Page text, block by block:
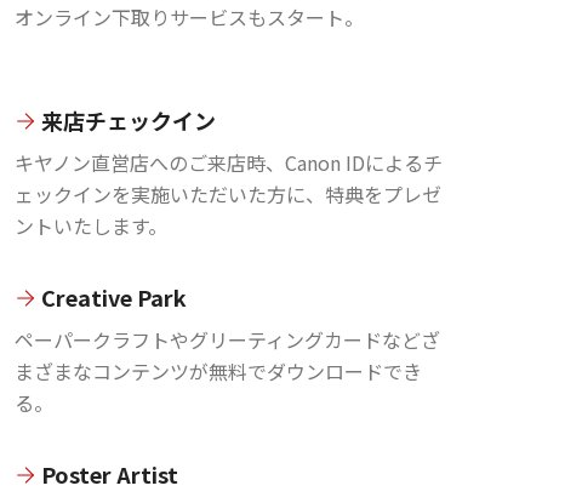
オンライン下取りサービスもスタート。
来店チェックイン
キヤノン直営店へのご来店時、Canon IDによるチ
ェックインを実施いただいた方に、特典をプレゼ
ントいたします。
Creative Park
ペーパークラフトやグリーティングカードなどざ
まざまなコンテンツが無料でダウンロードでき
る。
Poster Artist